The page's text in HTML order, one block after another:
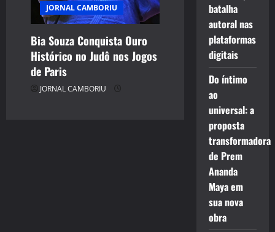
JORNAL CAMBORIU
Bia Souza Conquista Ouro
Histórico no Judô nos Jogos
de Paris
JORNAL CAMBORIU
batalha
autoral nas
plataformas
digitais
Do íntimo
ao
universal: a
proposta
transformadora
de Prem
Ananda
Maya em
sua nova
obra